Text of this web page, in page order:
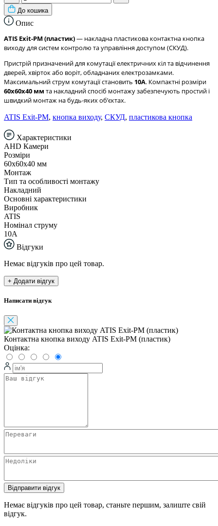
До кошика
Опис
ATIS Exit-PM (пластик)— накладна пластикова контактна кнопка
виходу для систем контролю та управління доступом (СКУД).
Пристрій призначений для комутації електричних кіл та відчинення
дверей, хвірток або воріт, обладнаних електрозамками.
Максимальний струм комутації становить 10А. Компактні розміри
60х60х40 мм та накладний спосіб монтажу забезпечують простий і
швидкий монтаж на будь-яких обʼєктах.
ATIS Exit-PM, кнопка виходу, СКУД, пластикова кнопка
Характеристики
AHD Камери
Розміри
60x60x40 мм
Монтаж
Тип та особливості монтажу
Накладний
Основні характеристики
Виробник
ATIS
Номінал струму
10А
Відгуки
Немає відгуків про цей товар.
+ Додати відгук
Написати відгук
Контактна кнопка виходу ATIS Exit-PM (пластик)
Оцінка:
Відправити відгук
Немає відгуків про цей товар, станьте першим, залиште свій
відгук.